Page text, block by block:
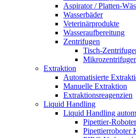
Aspirator / Platten-
Wasserbäder
Veterinärprodukte
Wasseraufbereitung
Zentrifugen
Tisch-
Extraktion
Automatisierte
Manuelle Extraktion
Extraktionsreagenzien
Liquid Handling
Liquid Handling
Pipettier-Roboter
Pipettierroboter